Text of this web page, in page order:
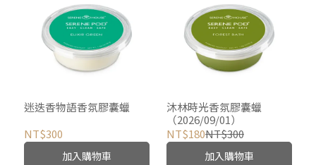
迷迭香物語香氛膠囊蠟
NT$300
加入購物車
沐林時光香氛膠囊蠟
（2026/09/01）
NT$180NT$300
加入購物車